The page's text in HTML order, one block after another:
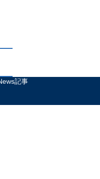
記事